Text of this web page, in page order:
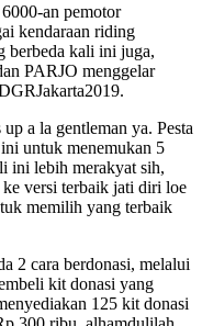
an pemotor
kendaraan riding
berbeda kali ini juga,
PARJO menggelar
a la gentleman ya. Pesta
untuk menemukan 5
ini lebih merakyat sih,
versi terbaik jati diri loe
memilih yang terbaik
2 cara berdonasi, melalui
kit donasi yang
125 kit donasi